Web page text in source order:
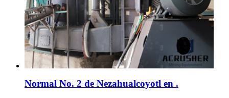
Normal No. 2 de Nezahualcoyotl en .